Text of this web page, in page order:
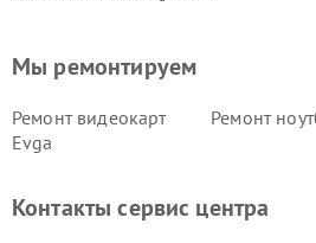
Мы ремонтируем
Ремонт видеокарт
Evga
Ремонт
Контакты сервис центра